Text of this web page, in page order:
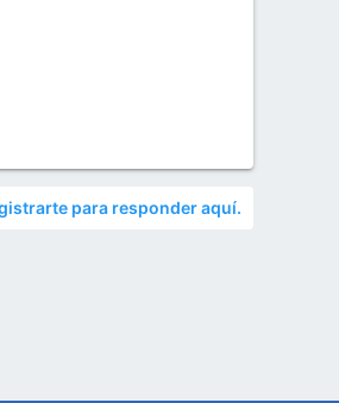
para responder aquí.